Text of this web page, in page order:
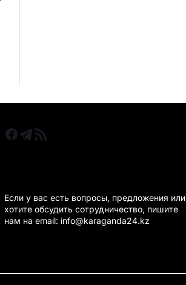
Если у вас есть вопросы, предложения или
хотите обсудить сотрудничество, пишите
нам на email: info@karaganda24.kz